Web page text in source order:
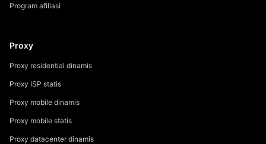
Program afiliasi
Proxy
Proxy residential dinamis
Proxy ISP statis
Proxy mobile dinamis
Proxy mobile statis
Proxy datacenter dinamis